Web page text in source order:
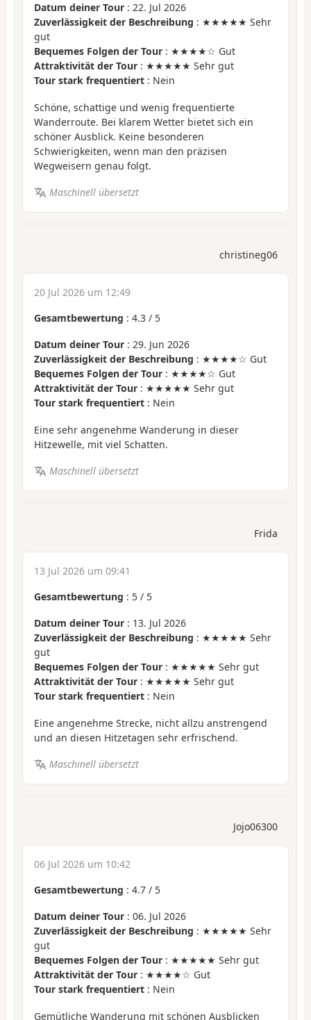
Datum deiner Tour : 22. Jul 2026
Zuverlässigkeit der Beschreibung : ★★★★★ Sehr
gut
Bequemes Folgen der Tour : ★★★★☆ Gut
Attraktivität der Tour : ★★★★★ Sehr gut
Tour stark frequentiert : Nein
Schöne, schattige und wenig frequentierte
Wanderroute. Bei klarem Wetter bietet sich ein
schöner Ausblick. Keine besonderen
Schwierigkeiten, wenn man den präzisen
Wegweisern genau folgt.
Maschinell übersetzt
christineg06
20 Jul 2026 um 12:49
Gesamtbewertung : 4.3 / 5
Datum deiner Tour : 29. Jun 2026
Zuverlässigkeit der Beschreibung : ★★★★☆ Gut
Bequemes Folgen der Tour : ★★★★☆ Gut
Attraktivität der Tour : ★★★★★ Sehr gut
Tour stark frequentiert : Nein
Eine sehr angenehme Wanderung in dieser
Hitzewelle, mit viel Schatten.
Maschinell übersetzt
Frida
13 Jul 2026 um 09:41
Gesamtbewertung : 5 / 5
Datum deiner Tour : 13. Jul 2026
Zuverlässigkeit der Beschreibung : ★★★★★ Sehr
gut
Bequemes Folgen der Tour : ★★★★★ Sehr gut
Attraktivität der Tour : ★★★★★ Sehr gut
Tour stark frequentiert : Nein
Eine angenehme Strecke, nicht allzu anstrengend
und an diesen Hitzetagen sehr erfrischend.
Maschinell übersetzt
Jojo06300
06 Jul 2026 um 10:42
Gesamtbewertung : 4.7 / 5
Datum deiner Tour : 06. Jul 2026
Zuverlässigkeit der Beschreibung : ★★★★★ Sehr
gut
Bequemes Folgen der Tour : ★★★★★ Sehr gut
Attraktivität der Tour : ★★★★☆ Gut
Tour stark frequentiert : Nein
Gemütliche Wanderung mit schönen Ausblicken